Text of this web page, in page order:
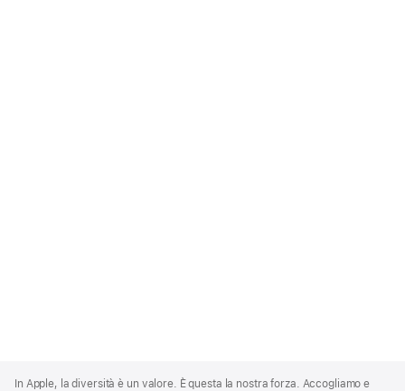
Footer
In Apple, la diversità è un valore. È questa la nostra forza. Accogliamo e